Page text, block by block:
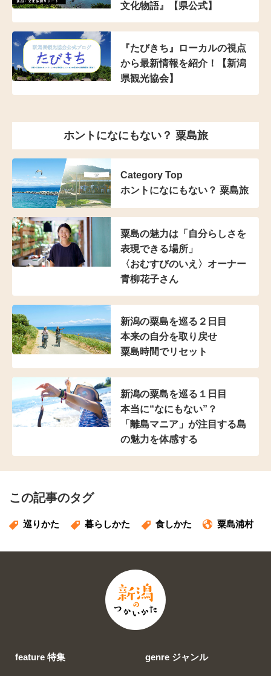
文化物語』【県公式】
『たびきち』ローカルの視点
から最新情報を紹介！【新潟
県観光協会】
ホントになにもない？ 粟島旅
Category Top
ホントになにもない？ 粟島旅
粟島の魅力は 「自分らしさを
表現できる場所」
〈おむすびのいえ〉オーナー
青柳花子さん
新潟の粟島を巡る２日目
本来の自分を取り戻せ
粟島時間でリセット
新潟の粟島を巡る１日目
本当に“なにもない”？
「離島マニア」が注目する島
の魅力を体感する
この記事のタグ
巡りかた 暮らしかた 食しかた 粟島浦村
feature 特集 genre ジャンル